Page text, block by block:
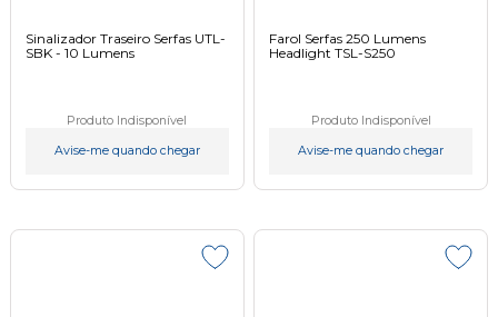
Sinalizador Traseiro Serfas UTL-
SBK - 10 Lumens
Produto Indisponível
Avise-me quando chegar
Farol Serfas 250 Lumens
Headlight TSL-S250
Produto Indisponível
Avise-me quando chegar